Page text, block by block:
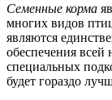
Семенные корма
многих видов
являются
обеспечения
специальных
будет гораздо